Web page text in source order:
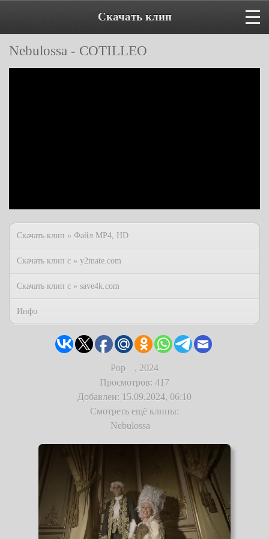
Скачать клип
Nebulossa - COTILLEO
Скачать клип » Файл MP4, HD
Скачать клип с » y2mate.com
Скачать клип с » save4k.com
Инфо
Pop , 2024
Просмотров: 417
Добавлен: 15.09.2024, 06:10
Смотреть ещё клипы:
Nebulossa